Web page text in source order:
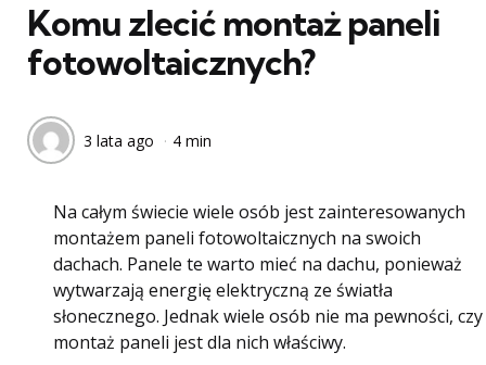
Komu zlecić montaż paneli
fotowoltaicznych?
3 lata ago 4 min
Na całym świecie wiele osób jest zainteresowanych
montażem paneli fotowoltaicznych na swoich
dachach. Panele te warto mieć na dachu, ponieważ
wytwarzają energię elektryczną ze światła
słonecznego. Jednak wiele osób nie ma pewności, czy
montaż paneli jest dla nich właściwy.